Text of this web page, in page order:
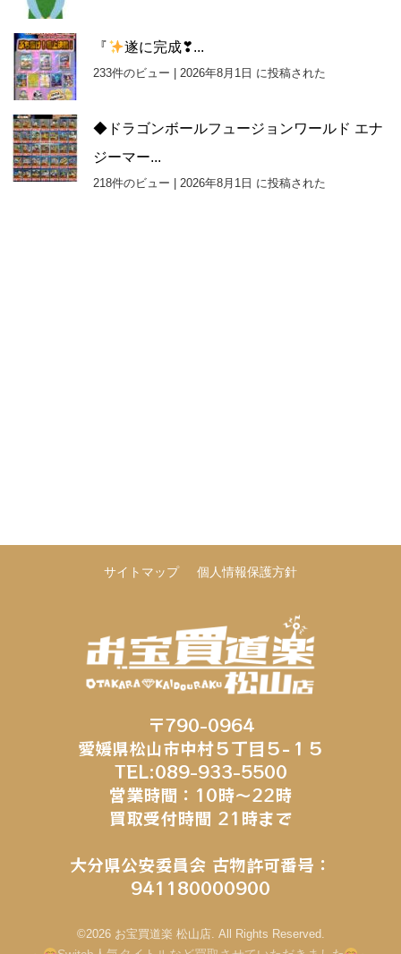
『 遂に完成❣...
233件のビュー |2026年8月1日 に投稿された
◆ドラゴンボールフュージョンワールド エナ
ジーマー...
218件のビュー |2026年8月1日 に投稿された
サイトマップ 個人情報保護方針
〒790-0964
愛媛県松山市中村５丁目５−１５
TEL:089-933-5500
営業時間：10時～22時
買取受付時間 21時まで
大分県公安委員会 古物許可番号：
941180000900
©2026 お宝買道楽 松山店. All Rights Reserved.